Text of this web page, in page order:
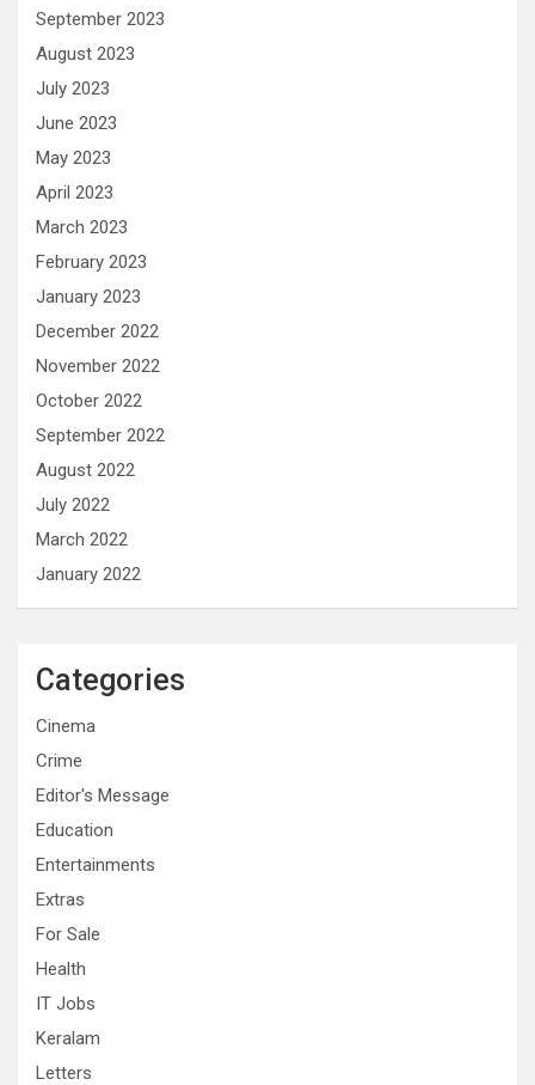
September 2023
August 2023
July 2023
June 2023
May 2023
April 2023
March 2023
February 2023
January 2023
December 2022
November 2022
October 2022
September 2022
August 2022
July 2022
March 2022
January 2022
Categories
Cinema
Crime
Editor's Message
Education
Entertainments
Extras
For Sale
Health
IT Jobs
Keralam
Letters